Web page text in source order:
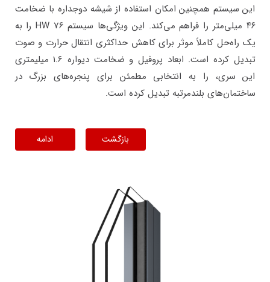
این سیستم همچنین امکان استفاده از شیشه دوجداره با ضخامت
۴۶ میلی‌متر را فراهم می‌کند. این ویژگی‌ها سیستم HW 76 را به
یک راه‌حل کاملاً موثر برای کاهش حداکثری انتقال حرارت و صوت
تبدیل کرده است. ابعاد پروفیل و ضخامت دیواره 1.6 میلیمتری
این سری، را به انتخابی مطمئن برای پنجره‌های بزرگ در
ساختمان‌های بلندمرتبه تبدیل کرده است.
ادامه بازگشت